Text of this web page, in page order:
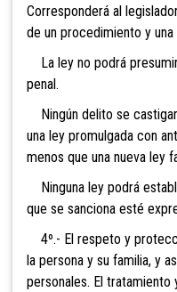
Corresponderá al
de un procedimiento y
La ley no podrá
penal.
Ningún delito se
una ley promulgada con
menos que una nueva ley
Ninguna ley podrá
que se sanciona esté
4º.- El respeto y
la persona y su familia, y
personales. El tratamiento